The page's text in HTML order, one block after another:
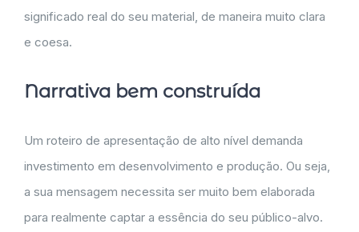
significado real do seu material, de maneira muito clara
e coesa.
Narrativa bem construída
Um roteiro de apresentação de alto nível demanda
investimento em desenvolvimento e produção. Ou seja,
a sua mensagem necessita ser muito bem elaborada
para realmente captar a essência do seu público-alvo.